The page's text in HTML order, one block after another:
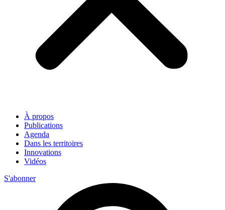
À propos
Publications
Agenda
Dans les territoires
Innovations
Vidéos
S'abonner